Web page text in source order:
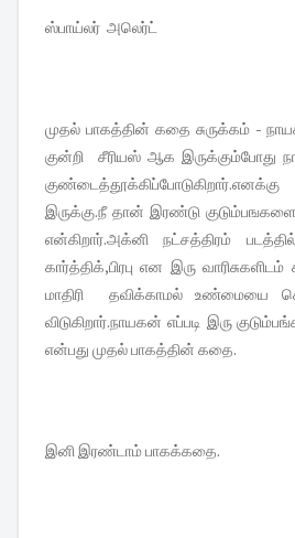
ஸ்பாய்லர் அலெர்ட்
முதல் பாகத்தின் கதை சுருக்கம் -
குன்றி சீரியஸ் ஆக இருக்கும்போது
குண்டைத்தூக்கிப்போடுகிறார்.எனக்கு
இருக்கு.நீ தான் இரண்டு
என்கிறார்.அக்னி நட்சத்திரம்
கார்த்திக்,பிரபு என இரு
மாதிரி தவிக்காமல் உண்மையை
விடுகிறார்.நாயகன் எப்படி இரு
என்பது முதல் பாகத்தின் கதை.
இனி இரண்டாம் பாகக்கதை.